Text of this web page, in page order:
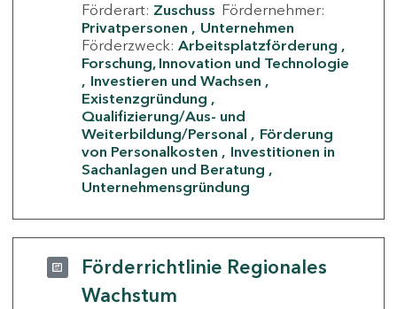
Förderart: Zuschuss Fördernehmer:
Privatpersonen
Unternehmen
Förderzweck: Arbeitsplatzförderung
Forschung, Innovation und Technologie
Investieren und Wachsen
Existenzgründung
Qualifizierung/Aus- und
Weiterbildung/Personal
Förderung
von Personalkosten
Investitionen in
Sachanlagen und Beratung
Unternehmensgründung
Förderrichtlinie Regionales
Wachstum